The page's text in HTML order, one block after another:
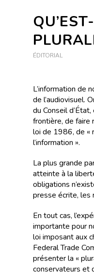
ÉDITORIAL
L’information de
de l’audiovisuel.
du Conseil
frontière, de faire
loi de 1986, de «
l’information ».
La plus grande
atteinte à la
obligations
presse écrite, les
En tout cas,
importante pour
loi imposant aux
Federal Trade
présenter la «
conservateurs et